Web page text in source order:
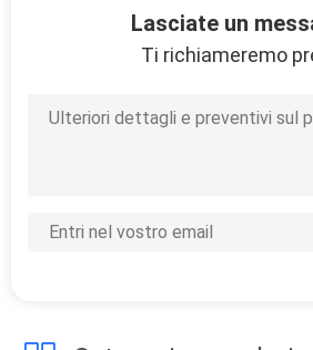
Lasciate un
Ti richiameremo